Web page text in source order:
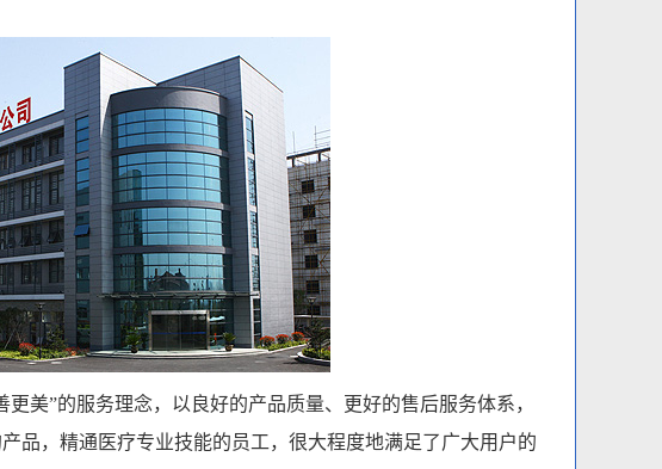
”的服务理念，以良好的产品质量、更好的售后服务体系，
品，精通医疗专业技能的员工，很大程度地满足了广大用户的